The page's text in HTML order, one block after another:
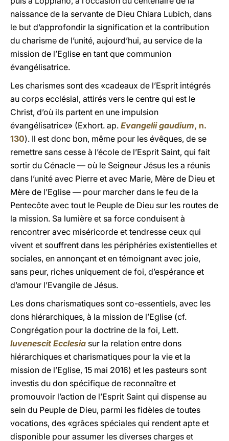
naissance de la servante de Dieu Chiara Lubich, dans
le but d’approfondir la signification et la contribution
du charisme de l’unité, aujourd’hui, au service de la
mission de l’Eglise en tant que communion
évangélisatrice.
Les charismes sont des «cadeaux de l’Esprit intégrés
au corps ecclésial, attirés vers le centre qui est le
Christ, d’où ils partent en une impulsion
évangélisatrice» (Exhort. ap. Evangelii gaudium, n.
130). Il est donc bon, même pour les évêques, de se
remettre sans cesse à l’école de l’Esprit Saint, qui fait
sortir du Cénacle — où le Seigneur Jésus les a réunis
dans l’unité avec Pierre et avec Marie, Mère de Dieu et
Mère de l’Eglise — pour marcher dans le feu de la
Pentecôte avec tout le Peuple de Dieu sur les routes de
la mission. Sa lumière et sa force conduisent à
rencontrer avec miséricorde et tendresse ceux qui
vivent et souffrent dans les périphéries existentielles et
sociales, en annonçant et en témoignant avec joie,
sans peur, riches uniquement de foi, d’espérance et
d’amour l’Evangile de Jésus.
Les dons charismatiques sont co-essentiels, avec les
dons hiérarchiques, à la mission de l’Eglise (cf.
Congrégation pour la doctrine de la foi, Lett.
Iuvenescit Ecclesia sur la relation entre dons
hiérarchiques et charismatiques pour la vie et la
mission de l’Eglise, 15 mai 2016) et les pasteurs sont
investis du don spécifique de reconnaître et
promouvoir l’action de l’Esprit Saint qui dispense au
sein du Peuple de Dieu, parmi les fidèles de toutes
vocations, des «grâces spéciales qui rendent apte et
disponible pour assumer les diverses charges et